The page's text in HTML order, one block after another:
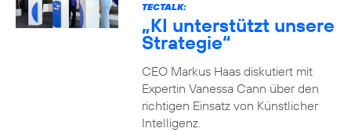
TECTALK:
„KI unterstützt unsere
Strategie“
CEO Markus Haas diskutiert mit
Expertin Vanessa Cann über den
richtigen Einsatz von Künstlicher
Intelligenz.